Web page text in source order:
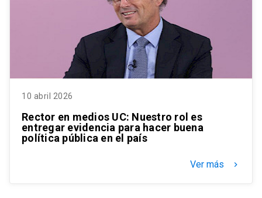
10 abril 2026
Rector en medios UC: Nuestro rol es
entregar evidencia para hacer buena
política pública en el país
Ver más keyboard_arrow_right